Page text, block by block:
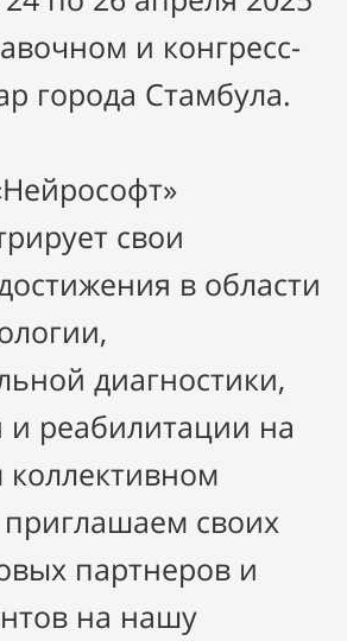
и конгресс-
города Стамбула.
свои
в области
диагностики,
и реабилитации на
коллективном
своих
партнеров и
на нашу